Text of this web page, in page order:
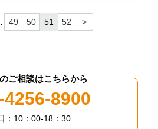
49 50 51 52 >
ご相談はこちらから
4256-8900
：10：00-18：30